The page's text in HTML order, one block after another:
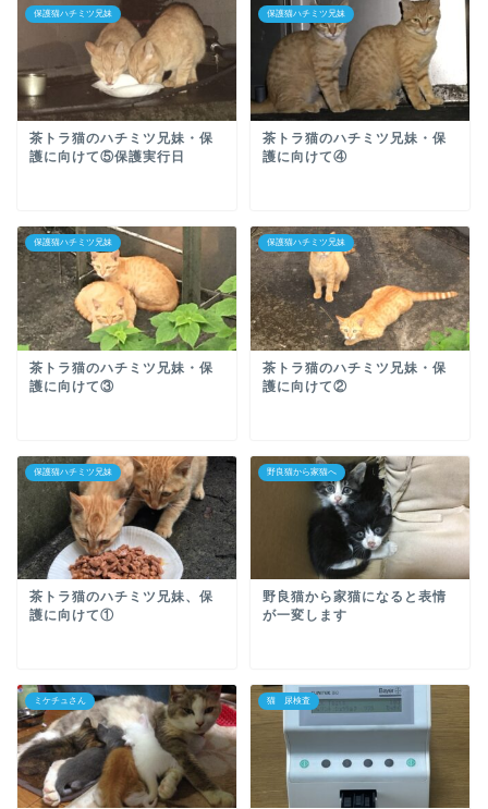
保護猫ハチミツ兄妹
茶トラ猫のハチミツ兄妹・保
護に向けて⑤保護実行日
保護猫ハチミツ兄妹
茶トラ猫のハチミツ兄妹・保
護に向けて④
保護猫ハチミツ兄妹
茶トラ猫のハチミツ兄妹・保
護に向けて③
保護猫ハチミツ兄妹
茶トラ猫のハチミツ兄妹・保
護に向けて②
保護猫ハチミツ兄妹
茶トラ猫のハチミツ兄妹、保
護に向けて①
野良猫から家猫へ
野良猫から家猫になると表情
が一変します
ミケチュさん 猫 尿検査